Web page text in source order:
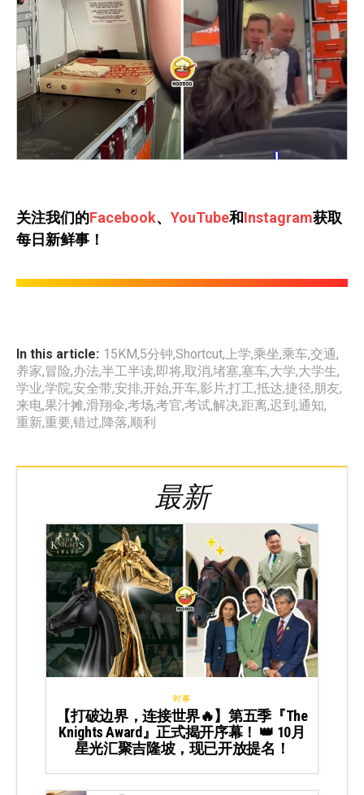
关注我们的Facebook、 YouTube和Instagram获取
每日新鲜事！
In this article: 15KM,5分钟,Shortcut,上学,乘坐,乘车,交通,
养家,冒险,办法,半工半读,即将,取消,堵塞,塞车,大学,大学生,
学业,学院,安全带,安排,开始,开车,影片,打工,抵达,捷径,朋友,
来电,果汁摊,滑翔伞,考场,考官,考试,解决,距离,迟到 ,通知,
重新,重要,错过,降落,顺利
最新
时事
【打破边界，连接世界🔥】第五季『The
Knights Award』正式揭开序幕！ 👑 10月
星光汇聚吉隆坡，现已开放提名！